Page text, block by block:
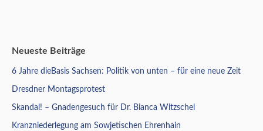
Neueste Beiträge
6 Jahre dieBasis Sachsen: Politik von unten – für eine neue Zeit
Dresdner Montagsprotest
Skandal! – Gnadengesuch für Dr. Bianca Witzschel
Kranzniederlegung am Sowjetischen Ehrenhain